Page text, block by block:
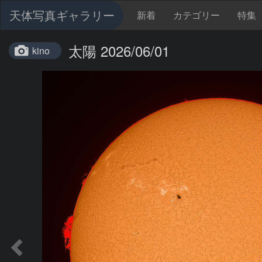
天体写真ギャラリー 新着 カテゴリー 特集
kino 太陽 2026/06/01